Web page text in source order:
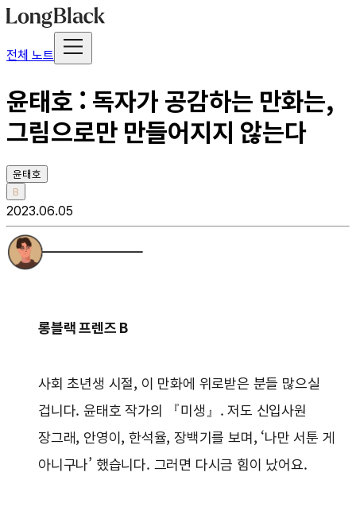
전체 노트
윤태호 : 독자가 공감하는 만화는,
그림으로만 만들어지지 않는다
윤태호
B
2023.06.05
롱블랙 프렌즈 B
사회 초년생 시절, 이 만화에 위로받은 분들 많으실
겁니다. 윤태호 작가의 『미생』. 저도 신입사원
장그래, 안영이, 한석율, 장백기를 보며, ‘나만 서툰 게
아니구나’ 했습니다. 그러면 다시금 힘이 났어요.